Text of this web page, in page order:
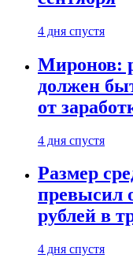
4 дня спустя
Миронов:
должен
от
4 дня спустя
Размер
превысил
рублей в
4 дня спустя